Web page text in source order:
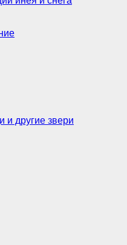
и другие звери